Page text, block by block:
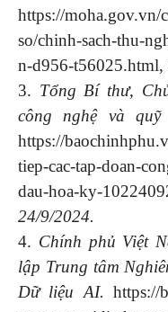
https://moha.gov.vn/
so/chinh-sach-thu-
n-d956-t56025.html,
3. Tổng Bí thư,
công nghệ và
https://
tiep-cac-tap-doan-
dau-hoa-ky-
24/9/2024.
4. Chính phủ Việt
lập Trung tâm
Dữ liệu AI. https://